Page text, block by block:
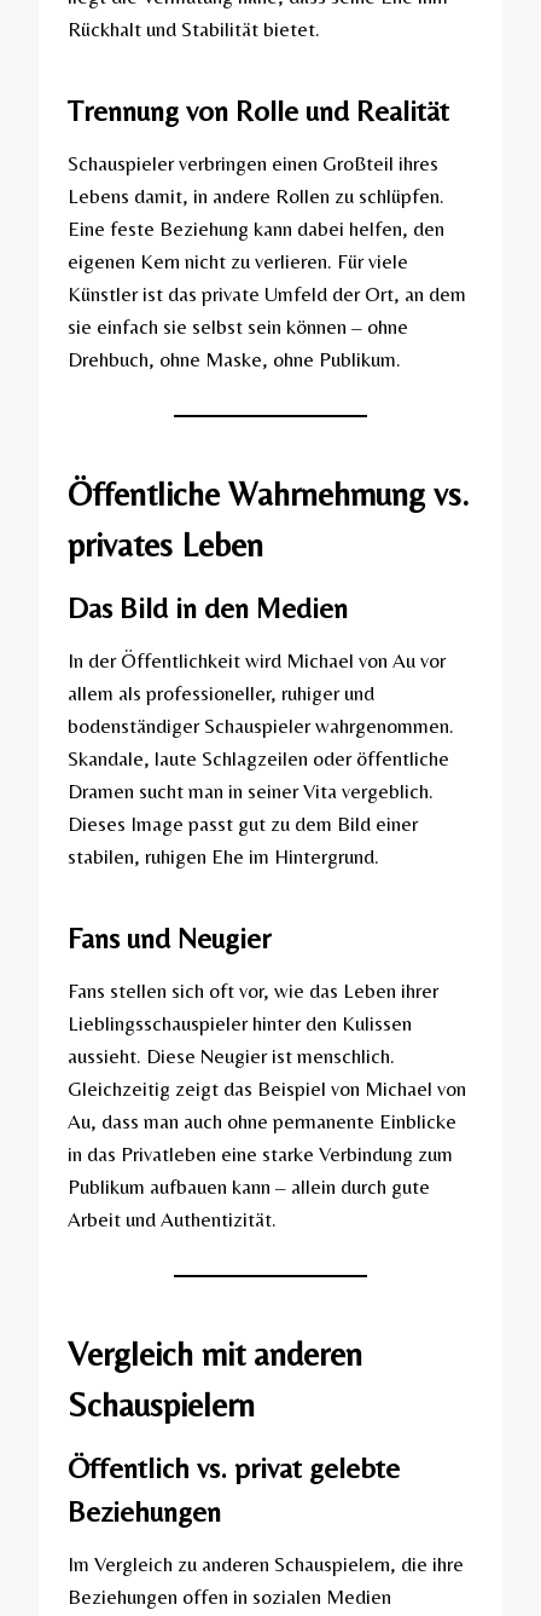
Rückhalt und Stabilität bietet.
Trennung von Rolle und Realität
Schauspieler verbringen einen Großteil ihres
Lebens damit, in andere Rollen zu schlüpfen.
Eine feste Beziehung kann dabei helfen, den
eigenen Kern nicht zu verlieren. Für viele
Künstler ist das private Umfeld der Ort, an dem
sie einfach sie selbst sein können – ohne
Drehbuch, ohne Maske, ohne Publikum.
Öffentliche Wahrnehmung vs.
privates Leben
Das Bild in den Medien
In der Öffentlichkeit wird Michael von Au vor
allem als professioneller, ruhiger und
bodenständiger Schauspieler wahrgenommen.
Skandale, laute Schlagzeilen oder öffentliche
Dramen sucht man in seiner Vita vergeblich.
Dieses Image passt gut zu dem Bild einer
stabilen, ruhigen Ehe im Hintergrund.
Fans und Neugier
Fans stellen sich oft vor, wie das Leben ihrer
Lieblingsschauspieler hinter den Kulissen
aussieht. Diese Neugier ist menschlich.
Gleichzeitig zeigt das Beispiel von Michael von
Au, dass man auch ohne permanente Einblicke
in das Privatleben eine starke Verbindung zum
Publikum aufbauen kann – allein durch gute
Arbeit und Authentizität.
Vergleich mit anderen
Schauspielern
Öffentlich vs. privat gelebte
Beziehungen
Im Vergleich zu anderen Schauspielern, die ihre
Beziehungen offen in sozialen Medien